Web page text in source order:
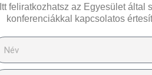
Itt feliratkozhatsz az Egyesület által
konferenciákkal kapcsolatos